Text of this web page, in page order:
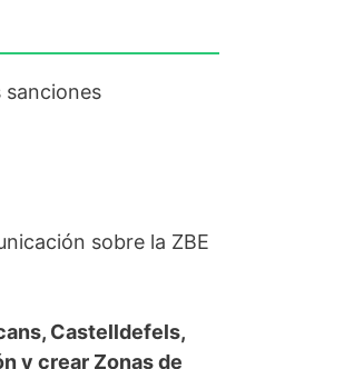
sobre la ZBE
Castelldefels,
y crear Zonas de